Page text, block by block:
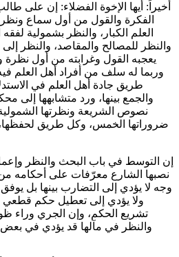
أخيراً: أيها الإخوة الفضلاء: إن على
الفكرة والقول من أول سماع
العلم الكبار، والنظر بشمولية
والنظر للمصالح والمقاصد، والنظر إلى
يعجبه القول وغرابته من أول
وربما له سلف من أفراد أهل العلم
طريق جادة أهل العلم في
والجمع بينها، ورد متشابهها إلى
نصوص الشريعة ونظرتها
ضروراتها الخمس، وكل طريق
إن التوسط في باب البحث والنظر
نصبها الشارع معرّفات على أحكامه
وجه لا يؤدي إلى التضارب بينها بل
ولا يؤدي إلى تعطيل حكم
تشريع الحكم، وإن الجري وراء
والنظر في مآلها قد يؤدي في